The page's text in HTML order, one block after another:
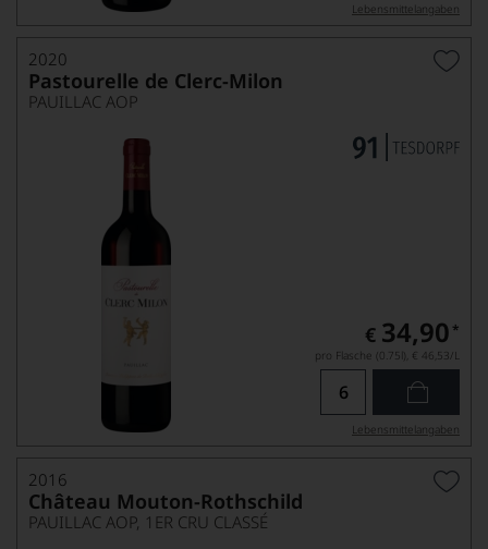
Lebensmittel­angaben
2020
Pastourelle de Clerc-Milon
PAUILLAC AOP
€ 34,90 *
pro Flasche (0.75l), € 46,53/L
Lebensmittel­angaben
2016
Château Mouton-Rothschild
PAUILLAC AOP, 1ER CRU CLASSÉ